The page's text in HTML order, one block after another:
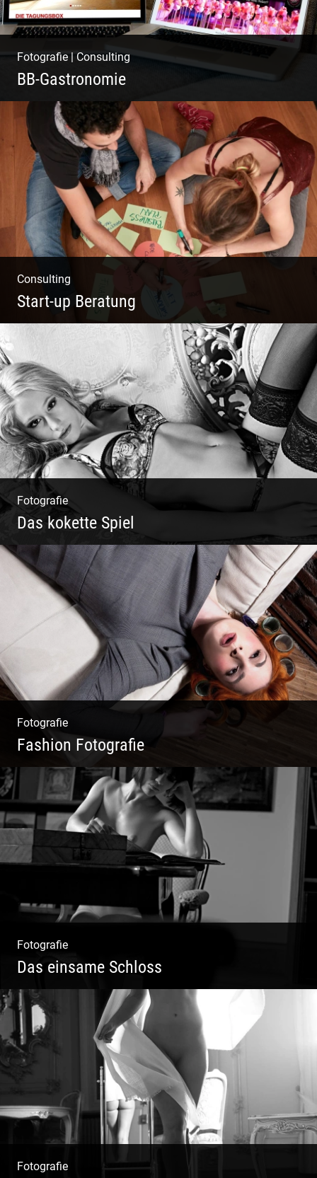
Fotografie|Consulting
BB-Gastronomie
Fotografie, Marketing & Design
Consulting
Start-up Beratung
Du beginnst Dein Eigenes zu erschaffen und
weißt nicht, wo du beginnen sollst?
Fotografie
Das kokette Spiel
Sinnlich inszeniert, spielerische Poesie
Fotografie
Fashion Fotografie
Mode|Menschen|Magazin
Fotografie
Das einsame Schloss
Aktfotografie | Zeichnen mit Licht & Schatten
Fotografie